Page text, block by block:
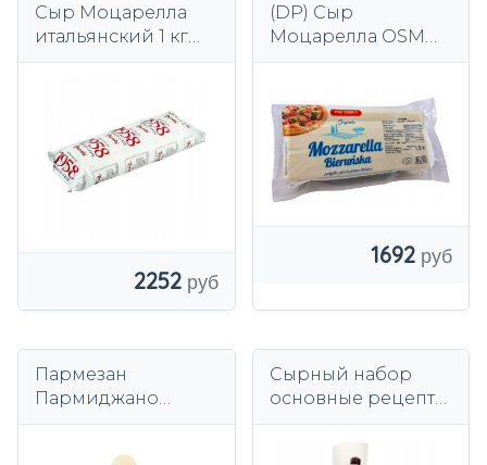
Сыр Моцарелла
итальянский 1 кг
2252
(DP) Сыр
Моцарелла OSM
пиццы и запеканок
1692
Пармезан
Пармиджано
Сырный набор
основные рецепты
аксессуаров